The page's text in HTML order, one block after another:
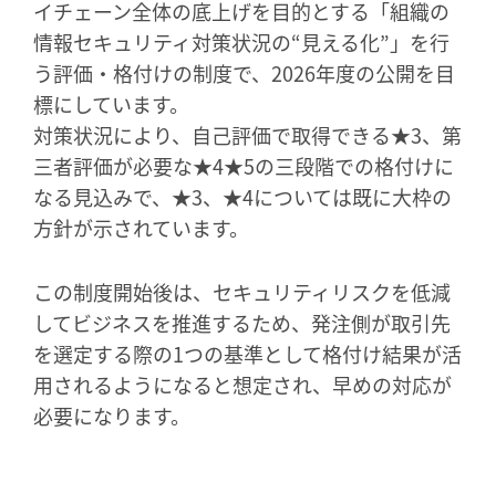
イチェーン全体の底上げを目的とする「組織の
情報セキュリティ対策状況の“見える化”」を行
う評価・格付けの制度で、2026年度の公開を目
標にしています。
対策状況により、自己評価で取得できる★3、第
三者評価が必要な★4★5の三段階での格付けに
なる見込みで、★3、★4については既に大枠の
方針が示されています。
この制度開始後は、セキュリティリスクを低減
してビジネスを推進するため、発注側が取引先
を選定する際の1つの基準として格付け結果が活
用されるようになると想定され、早めの対応が
必要になります。